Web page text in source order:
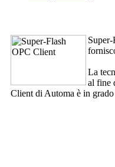
La
al fine
Client di Automa è in